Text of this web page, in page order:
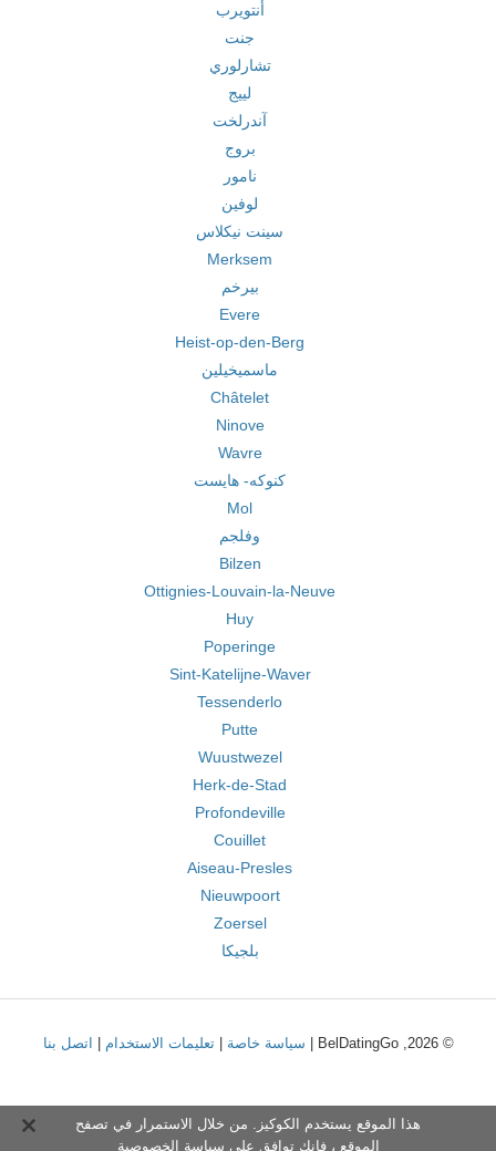
أنتويرب
جنت
تشارلوري
لييج
آندرلخت
بروج
نامور
لوفين
سينت نيكلاس
Merksem
بيرخم
Evere
Heist-op-den-Berg
ماسميخيلين
Châtelet
Ninove
Wavre
كنوكه- هايست
Mol
وفلجم
Bilzen
Ottignies-Louvain-la-Neuve
Huy
Poperinge
Sint-Katelijne-Waver
Tessenderlo
Putte
Wuustwezel
Herk-de-Stad
Profondeville
Couillet
Aiseau-Presles
Nieuwpoort
Zoersel
بلجيكا
© 2026, BelDatingGo | سياسة خاصة |تعليمات الاستخدام اتصل بنا
هذا الموقع يستخدم الكوكيز. من خلال الاستمرار في تصفح
الموقع ، فإنك توافق على سياسة الخصوصية